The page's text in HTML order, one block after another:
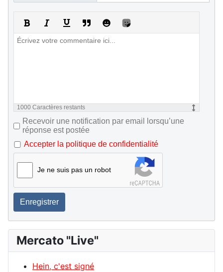
1000 Caractères restants
Recevoir une notification par email lorsqu’une
réponse est postée
Accepter la politique de confidentialité
Je ne suis pas un robot
Enregistrer
Mercato "Live"
Hein, c'est signé